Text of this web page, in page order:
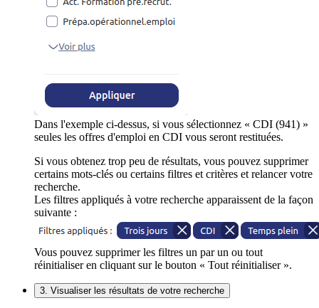
Dans l'exemple ci-dessus, si vous sélectionnez « CDI (941) »
seules les offres d'emploi en CDI vous seront restituées.
Si vous obtenez trop peu de résultats, vous pouvez supprimer
certains mots-clés ou certains filtres et critères et relancer votre
recherche.
Les filtres appliqués à votre recherche apparaissent de la façon
suivante :
Vous pouvez supprimer les filtres un par un ou tout
réinitialiser en cliquant sur le bouton « Tout réinitialiser ».
3. Visualiser les résultats de votre recherche